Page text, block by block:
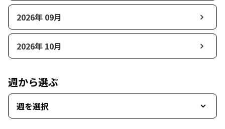
2026年 09月
2026年 10月
週から選ぶ
週を選択